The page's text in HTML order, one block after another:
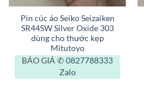
Pin cúc áo Seiko Seizaiken
SR44SW Silver Oxide 303
dùng cho thước kẹp
Mitutoyo
BÁO GIÁ ✆ 0827788333
Zalo